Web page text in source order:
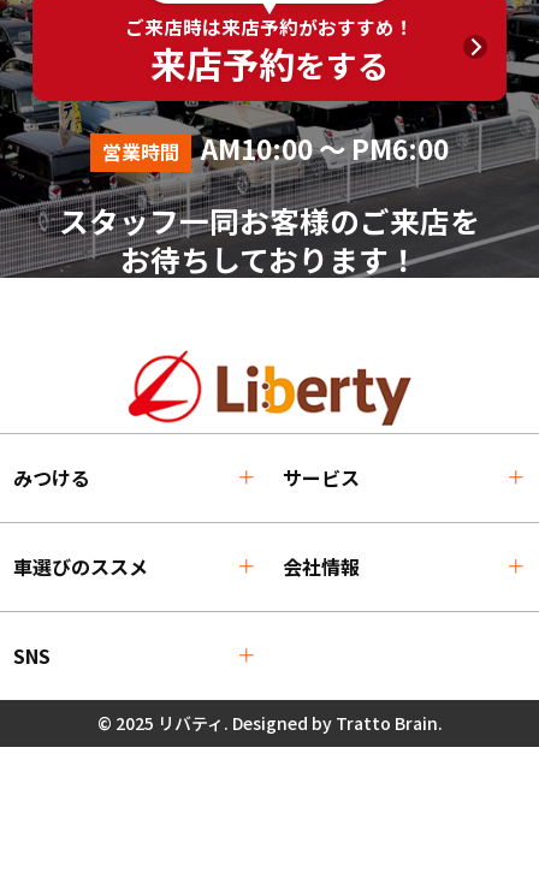
ご来店時は来店予約がおすすめ！
来店予約をする
営業時間 AM10:00 ～ PM6:00
スタッフ一同お客様のご来店を
お待ちしております！
みつける サービス
車選びのススメ 会社情報
SNS
© 2025 リバティ. Designed by Tratto Brain.